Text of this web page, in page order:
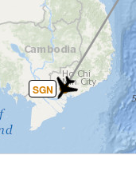
SGN